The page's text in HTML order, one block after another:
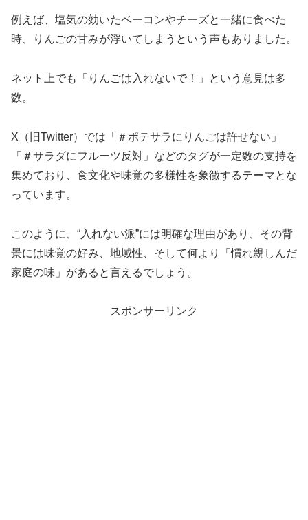
例えば、塩気の効いたベーコンやチーズと一緒に食べた
時、りんごの甘みが浮いてしまうという声もありました。
ネット上でも「りんごは入れないで！」という意見は多
数。
X（旧Twitter）では「＃ポテサラにりんごは許せない」
「＃サラダにフルーツ反対」などのタグが一定数の支持を
集めており、食文化や味覚の多様性を象徴するテーマとな
っています。
このように、“入れない派”には明確な理由があり、その背
景には味覚の好み、地域性、そして何より「慣れ親しんだ
家庭の味」があると言えるでしょう。
スポンサーリンク